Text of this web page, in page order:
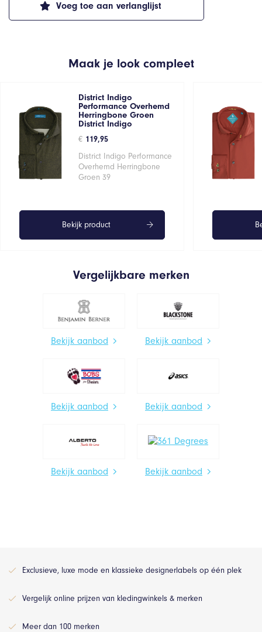
Voeg toe aan verlanglijst
Maak je look compleet
District Indigo
Performance Overhemd
Herringbone Groen
District Indigo
€ 119,95
District Indigo Performance
Overhemd Herringbone
Groen 39
Bekijk product
Vergelijkbare merken
Bekijk aanbod Bekijk aanbod
Bekijk aanbod Bekijk aanbod
Bekijk aanbod Bekijk aanbod
Exclusieve, luxe mode en klassieke designerlabels op één plek
Vergelijk online prijzen van kledingwinkels & merken
Meer dan 100 merken